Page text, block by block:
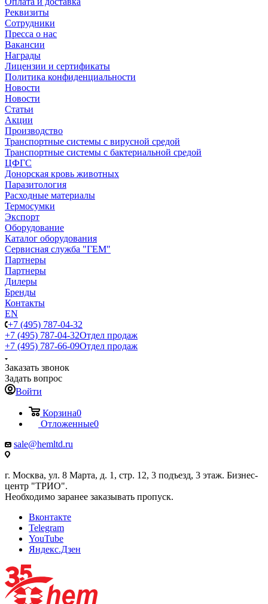
Реквизиты
Сотрудники
Пресса о нас
Вакансии
Награды
Лицензии и сертификаты
Политика конфиденциальности
Новости
Новости
Статьи
Акции
Производство
Транспортные системы с вирусной средой
Транспортные системы с бактериальной средой
ЦФГС
Донорская кровь животных
Паразитология
Расходные материалы
Термосумки
Экспорт
Оборудование
Каталог оборудования
Сервисная служба "ГЕМ"
Партнеры
Партнеры
Дилеры
Бренды
Контакты
EN
+7 (495) 787-04-32
+7 (495) 787-04-32Отдел продаж
+7 (495) 787-66-09Отдел продаж
Заказать звонок
Задать вопрос
Войти
Корзина0
Отложенные0
sale@hemltd.ru
г. Москва, ул. 8 Марта, д. 1, стр. 12, 3 подъезд, 3 этаж. Бизнес-
центр "ТРИО".
Необходимо заранее заказывать пропуск.
Вконтакте
Telegram
YouTube
Яндекс.Дзен